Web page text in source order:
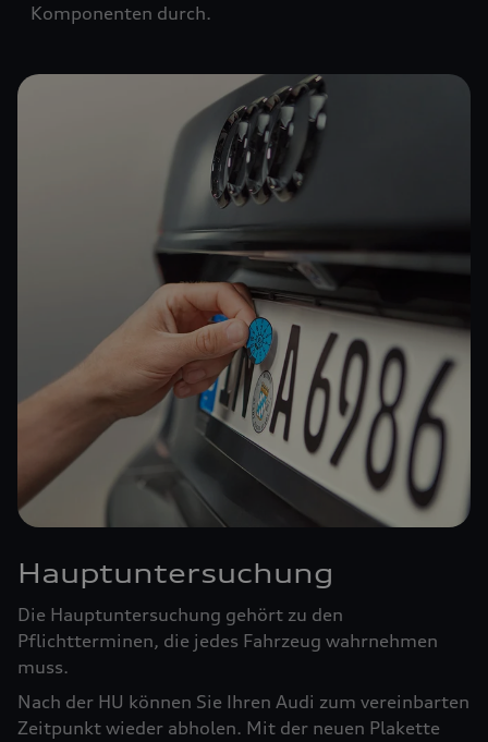
Komponenten durch.
Hauptuntersuchung
Die Hauptuntersuchung gehört zu den
Pflichtterminen, die jedes Fahrzeug wahrnehmen
muss.
Nach der HU können Sie Ihren Audi zum vereinbarten
Zeitpunkt wieder abholen. Mit der neuen Plakette